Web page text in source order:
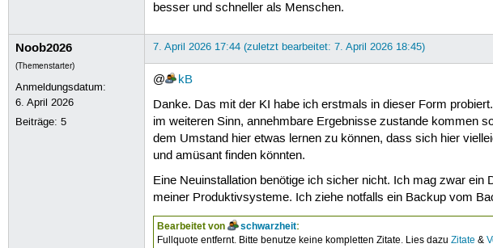
besser und schneller als Menschen.
Noob2026
(Themenstarter)
Anmeldungsdatum:
6. April 2026
Beiträge:5
7. April 2026 17:44 (zuletzt bearbeitet: 7. April 2026 18:45)
@
kB
Danke. Das mit der KI habe ich erstmals in dieser Form
im weiteren Sinn, annehmbare Ergebnisse zustande kommen
dem Umstand hier etwas lernen zu können, dass sich hier
und amüsant finden könnten.
Eine Neuinstallation benötige ich sicher nicht. Ich mag zwar
meiner Produktivsysteme. Ich ziehe notfalls ein Backup vom
Bearbeitet von schwarzheit:
Fullquote entfernt. Bitte benutze keine kompletten Zitate. Lies dazuZitate &